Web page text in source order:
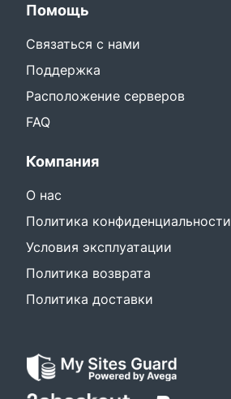
Помощь
Связаться с нами
Поддержка
Расположение серверов
FAQ
Компания
О нас
Политика конфиденциальности
Условия эксплуатации
Политика возврата
Политика доставки